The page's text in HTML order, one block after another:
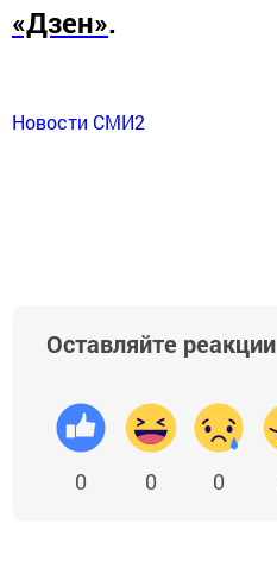
«Дзен».
Новости СМИ2
Оставляйте реакции
0 0 0